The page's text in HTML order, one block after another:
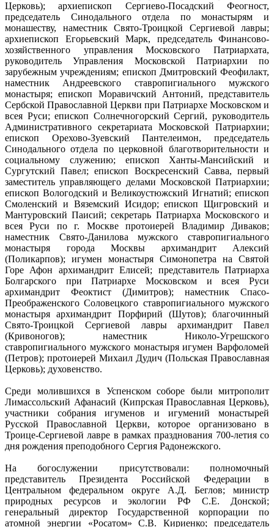
Церковь); архиепископ Сергиево-Посадский Феогност,
председатель Синодального отдела по монастырям и
монашеству, наместник Свято-Троицкой Сергиевой лавры;
архиепископ Егорьевский Марк, председатель Финансово-
хозяйственного управления Московского Патриархата,
руководитель Управления Московской Патриархии по
зарубежным учреждениям; епископ Дмитровский Феофилакт,
наместник Андреевского ставропигиального мужского
монастыря; епископ Моравичский Антоний, представитель
Сербской Православной Церкви при Патриархе Московском и
всея Руси; епископ Солнечногорский Сергий, руководитель
Административного секретариата Московской Патриархии;
епископ Орехово-Зуевский Пантелеимон, председатель
Синодального отдела по церковной благотворительности и
социальному служению; епископ Ханты-Мансийский и
Сургутский Павел; епископ Воскресенский Савва, первый
заместитель управляющего делами Московской Патриархии;
епископ Вологодский и Великоустюжский Игнатий; епископ
Смоленский и Вяземский Исидор; епископ Щигровский и
Мантуровский Паисий; секретарь Патриарха Московского и
всея Руси по г. Москве протоиерей Владимир Диваков;
наместник Свято-Данилова мужского ставропигиального
монастыря города Москвы архимандрит Алексий
(Поликарпов); игумен монастыря Симонопетра на Святой
Горе Афон архимандрит Елисей; представитель Патриарха
Болгарского при Патриархе Московском и всея Руси
архимандрит Феоктист (Димитров); наместник Спасо-
Преображенского Соловецкого ставропигиального мужского
монастыря архимандрит Порфирий (Шутов); благочинный
Свято-Троицкой Сергиевой лавры архимандрит Павел
(Кривоногов); наместник Николо-Угрешского
ставропигиального мужского монастыря игумен Варфоломей
(Петров); протоиерей Михаил Дудич (Польская Православная
Церковь); духовенство.
Среди молившихся в Успенском соборе были митрополит
Лимассольский Афанасий (Кипрская Православная Церковь),
участники собрания игуменов и игумений монастырей
Русской Православной Церкви, которое организовано в
Троице-Сергиевой лавре в рамках празднования 700-летия со
дня рождения преподобного Сергия Радонежского.
На богослужении присутствовали: полномочный
представитель Президента Российской Федерации в
Центральном федеральном округе А.Д. Беглов; министр
природных ресурсов и экологии РФ С.Е. Донской;
генеральный директор Государственной корпорации по
атомной энергии «Росатом» С.В. Кириенко; председатель